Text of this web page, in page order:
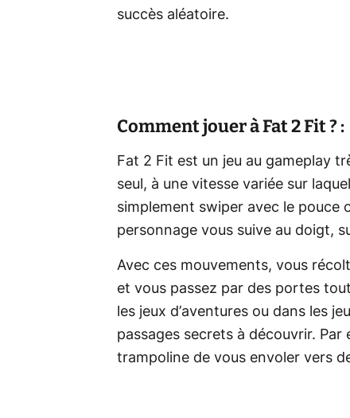
succès aléatoire.
Comment jouer à Fat 2 Fit ? :
Fat 2 Fit est un jeu au gameplay
seul, à une vitesse variée sur
simplement swiper avec le pouce
personnage vous suive au doigt,
Avec ces mouvements, vous
et vous passez par des portes
les jeux d’aventures ou dans les
passages secrets à découvrir.
trampoline de vous envoler vers